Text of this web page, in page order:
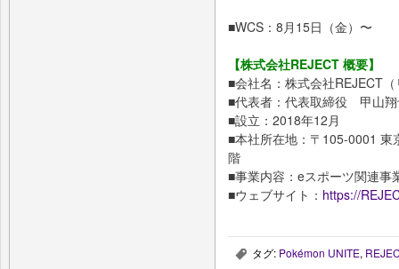
■WCS：8月15日（金）〜
【株式会社REJECT 概要】
■会社名：株式会社REJECT
■代表者：代表取締役 甲山
■設立：2018年12月
■本社所在地：〒105-0001
階
■事業内容：eスポーツ関連事
■ウェブサイト： https://
, タグ: Pokémon UNITE,